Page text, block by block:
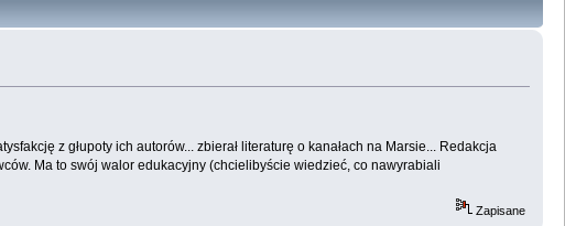
z głupoty ich autorów... zbierał literaturę o kanałach na Marsie... Redakcja
Ma to swój walor edukacyjny (chcielibyście wiedzieć, co nawyrabiali
Zapisane